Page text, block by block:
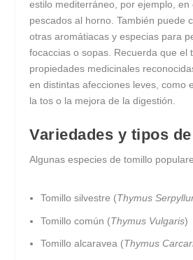
estilo mediterráneo, por ejemplo, en
pescados al horno. También puede
otras aromátiacas y especias para
focaccias o sopas. Recuerda que el
propiedades medicinales
en distintas afecciones leves, como
la tos o la mejora de la digestión.
Variedades y tipos
Algunas especies de tomillo
Tomillo silvestre (Thymus
Tomillo común (Thymus Vulgaris)
Tomillo alcaravea (Thymus